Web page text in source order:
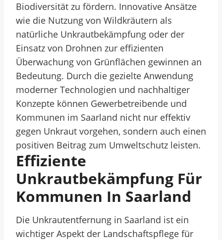
Biodiversität zu fördern. Innovative Ansätze
wie die Nutzung von Wildkräutern als
natürliche Unkrautbekämpfung oder der
Einsatz von Drohnen zur effizienten
Überwachung von Grünflächen gewinnen an
Bedeutung. Durch die gezielte Anwendung
moderner Technologien und nachhaltiger
Konzepte können Gewerbetreibende und
Kommunen im Saarland nicht nur effektiv
gegen Unkraut vorgehen, sondern auch einen
positiven Beitrag zum Umweltschutz leisten.
Effiziente
Unkrautbekämpfung Für
Kommunen In Saarland
Die Unkrautentfernung in Saarland ist ein
wichtiger Aspekt der Landschaftspflege für